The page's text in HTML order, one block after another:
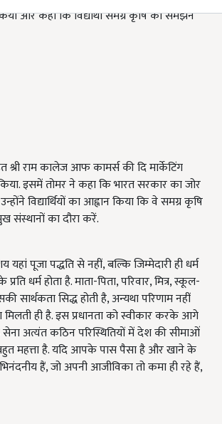
और कहा कि विद्यार्थी समग्र कृषि को समझने
श्री राम कालेज आफ कामर्स की दि मार्केटिंग
इसमें तोमर ने कहा कि भारत सरकार का जोर
विद्यार्थियों का आह्वान किया कि वे समग्र कृषि
का दौरा करें.
पूजा पद्धति से नहीं, बल्कि जिम्मेदारी ही धर्म
धर्म होता है. माता-पिता, परिवार, मित्र, स्कूल-
सिद्ध होती है, अन्यथा परिणाम नहीं
मिलती ही है. इस प्रधानता को स्वीकार करके आगे
सेना अत्यंत कठिन परिस्थितियों में देश की सीमाओं
बहुत महत्ता है. यदि आपके पास पैसा है और खाने के
हैं, जो अपनी आजीविका तो कमा ही रहे हैं,